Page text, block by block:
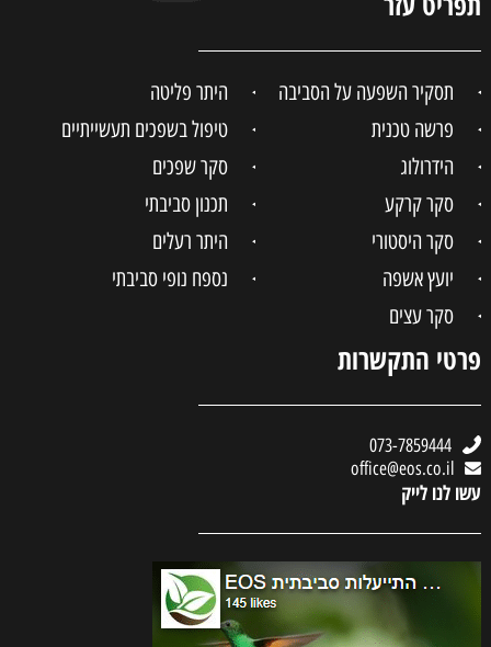
תסקיר השפעה על הסביבה
היתר פליטה
פרשה טכנית
טיפול בשפכים תעשייתיים
הידרולוג
סקר שפכים
סקר קרקע
תכנון סביבתי
סקר היסטורי
היתר רעלים
יועץ אשפה
נספח נופי סביבתי
סקר עצים
פרטי התקשרות
073-7859444
office@eos.co.il
עשו לנו לייק